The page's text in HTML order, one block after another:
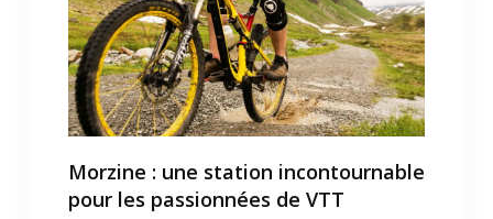
Morzine : une station incontournable
pour les passionnées de VTT